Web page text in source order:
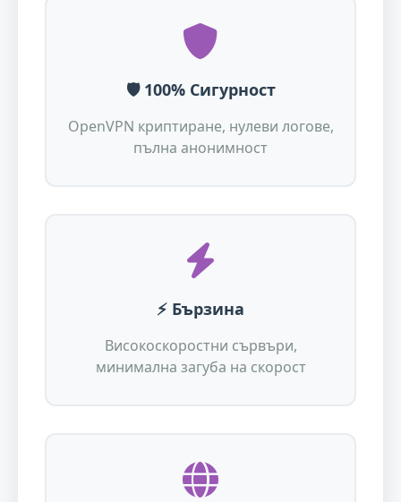
🛡️ 100% Сигурност
OpenVPN криптиране, нулеви логове,
пълна анонимност
⚡ Бързина
Високоскоростни сървъри,
минимална загуба на скорост